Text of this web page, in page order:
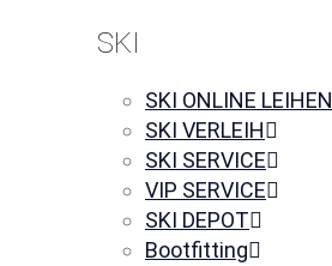
SKI
SKI ONLINE LEIHEN
SKI VERLEIH
SKI SERVICE
VIP SERVICE
SKI DEPOT
Bootfitting